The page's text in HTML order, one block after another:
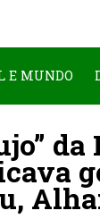
E MUNDO